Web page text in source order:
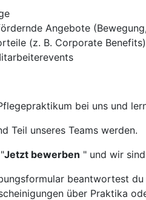
Angebote
(z. B. Corporate Benefits)
bei uns und
Teil unseres Teams werden.
Jetzt bewerben " und wir
beantwortest
über Praktika